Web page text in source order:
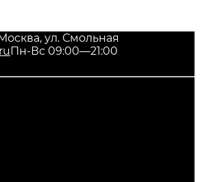
ул. Смольная
Пн-Вс 09:00—21:00